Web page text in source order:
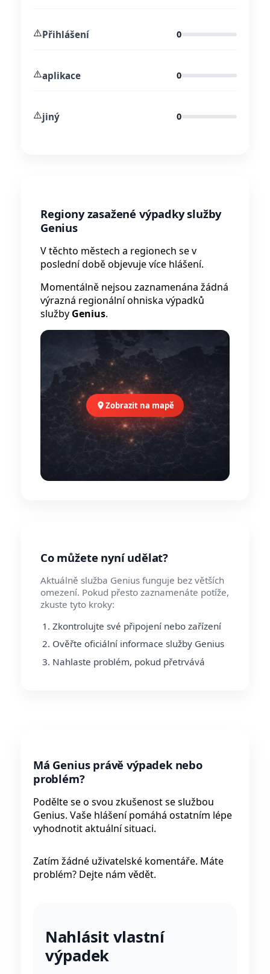
⚠️Přihlášení 0
⚠️aplikace 0
⚠️jiný 0
Regiony zasažené výpadky služby
Genius
V těchto městech a regionech se v
poslední době objevuje více hlášení.
Momentálně nejsou zaznamenána žádná
výrazná regionální ohniska výpadků
služby Genius.
Zobrazit na mapě
Co můžete nyní udělat?
Aktuálně služba Genius funguje bez větších
omezení. Pokud přesto zaznamenáte potíže,
zkuste tyto kroky:
Zkontrolujte své připojení nebo zařízení
Ověřte oficiální informace služby Genius
Nahlaste problém, pokud přetrvává
Má Genius právě výpadek nebo
problém?
Podělte se o svou zkušenost se službou
Genius. Vaše hlášení pomáhá ostatním lépe
vyhodnotit aktuální situaci.
Zatím žádné uživatelské komentáře. Máte
problém? Dejte nám vědět.
Nahlásit vlastní
výpadek